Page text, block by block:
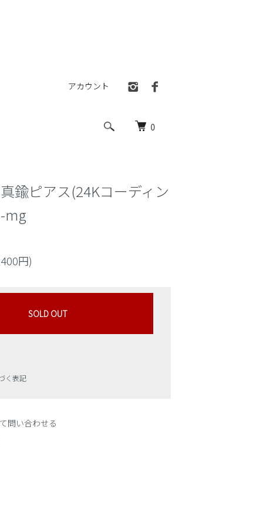
0
アカウント
鍮ピアス(24Kコーディン
円)
SOLD OUT
く表記
問い合わせる